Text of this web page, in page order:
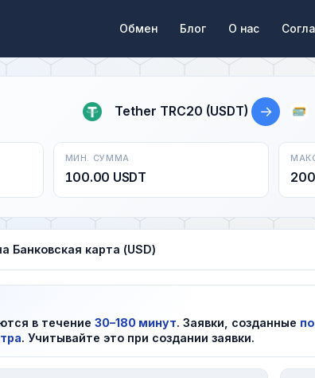
Обмен Блог О нас
Tether TRC20 (USDT) →
МИН. СУММА
100.00 USDT
Банковская карта (USD)
в течение 30–180 минут. Заявки, созданные
. Учитывайте это при создании заявки.